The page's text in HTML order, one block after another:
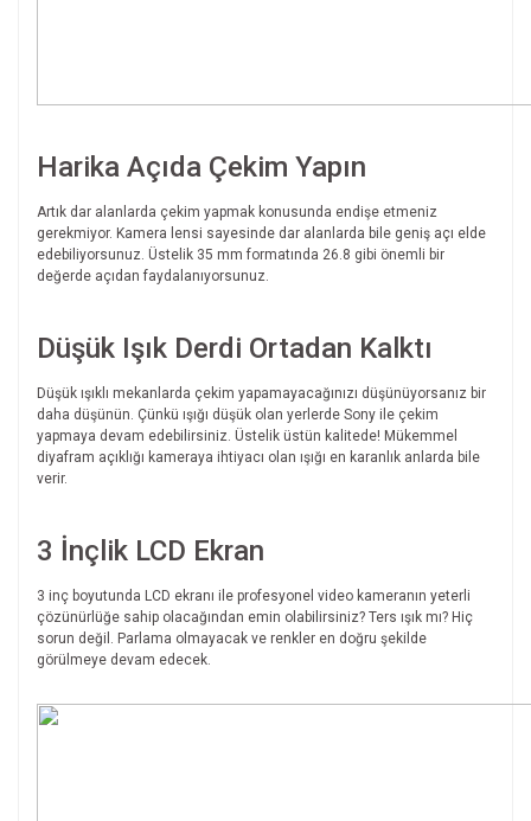
Harika Açıda Çekim Yapın
Artık dar alanlarda çekim yapmak konusunda endişe etmeniz
gerekmiyor. Kamera lensi sayesinde dar alanlarda bile geniş açı elde
edebiliyorsunuz. Üstelik 35 mm formatında 26.8 gibi önemli bir
değerde açıdan faydalanıyorsunuz.
Düşük Işık Derdi Ortadan Kalktı
Düşük ışıklı mekanlarda çekim yapamayacağınızı düşünüyorsanız bir
daha düşünün. Çünkü ışığı düşük olan yerlerde Sony ile çekim
yapmaya devam edebilirsiniz. Üstelik üstün kalitede! Mükemmel
diyafram açıklığı kameraya ihtiyacı olan ışığı en karanlık anlarda bile
verir.
3 İnçlik LCD Ekran
3 inç boyutunda LCD ekranı ile profesyonel video kameranın yeterli
çözünürlüğe sahip olacağından emin olabilirsiniz? Ters ışık mı? Hiç
sorun değil. Parlama olmayacak ve renkler en doğru şekilde
görülmeye devam edecek.